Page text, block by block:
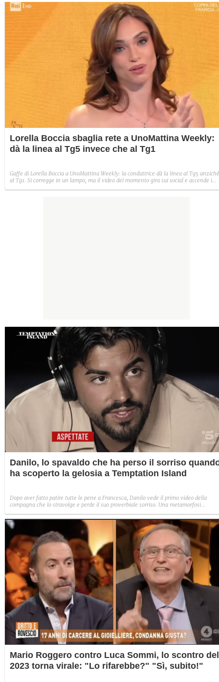
Lorella Boccia sbaglia rete a UnoMattina Weekly:
dà la linea al Tg5 invece che al Tg1
Gaffe di Lorella Boccia a UnoMattina Weekly: la conduttrice dà la linea al Tg5 anziché
al Tg1. Si corregge in un lampo, ma il video del momento gira sui social e accende i
Danilo, lo spavaldo che ha perso il sorriso
ha scoperto la gelosia a Temptation Island
Dopo aver fatto patire tutte le pene a Francesca, Danilo vede il primo video della
compagna che lo stravolge e perde il suo proverbiale sorriso. Una metamorfosi
Mario Roggero contro Luca Sommi, lo scontro del
2023 torna virale: "Lo rifarebbe?" "Sì, subito!"